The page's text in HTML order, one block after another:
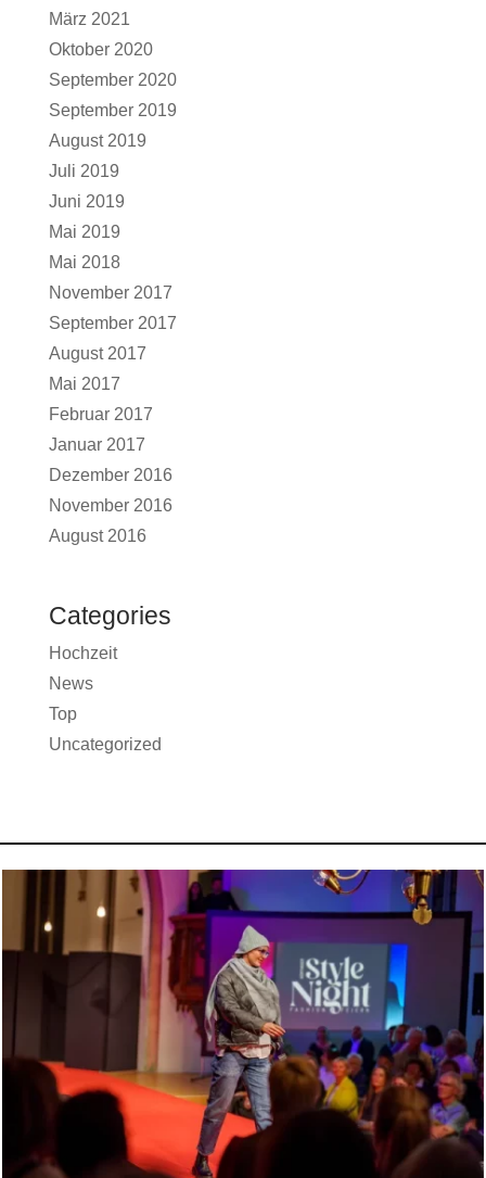
März 2021
Oktober 2020
September 2020
September 2019
August 2019
Juli 2019
Juni 2019
Mai 2019
Mai 2018
November 2017
September 2017
August 2017
Mai 2017
Februar 2017
Januar 2017
Dezember 2016
November 2016
August 2016
Categories
Hochzeit
News
Top
Uncategorized